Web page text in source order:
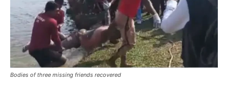
Bodies of three missing friends recovered